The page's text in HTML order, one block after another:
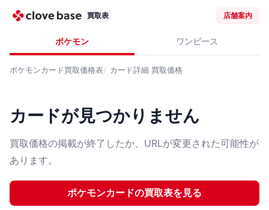
買取表 店舗案内
ポケモン ワンピース
ポケモンカード買取価格表 カード詳細 買取価格
カードが見つかりません
買取価格の掲載が終了したか、URLが変更された可能性が
あります。
ポケモンカードの買取表を見る